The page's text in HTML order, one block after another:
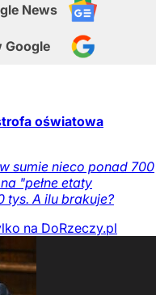
News
Google
oświatowa
sumie nieco ponad 700
"pełne etaty
tys. A ilu brakuje?
na DoRzeczy.pl